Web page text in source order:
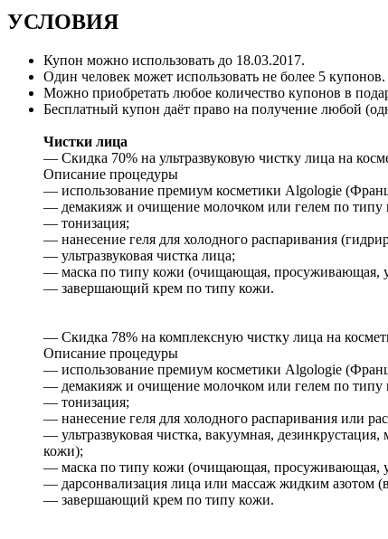
УСЛОВИЯ
Купон можно использовать до 18.03.2017.
Один человек может использовать не более 5 купонов.
Можно приобретать любое количество купонов в
Бесплатный купон даёт право на получение любой
Чистки лица
— Скидка 70% на ультразвуковую чистку лица на
Описание процедуры
— использование премиум косметики Algologie
— демакияж и очищение молочком или гелем по типу
— тонизация;
— нанесение геля для холодного распаривания
— ультразвуковая чистка лица;
— маска по типу кожи (очищающая, просуживающая,
— завершающий крем по типу кожи.
— Скидка 78% на комплексную чистку лица на
Описание процедуры
— использование премиум косметики Algologie
— демакияж и очищение молочком или гелем по типу
— тонизация;
— нанесение геля для холодного распаривания или
— ультразвуковая чистка, вакуумная,
кожи);
— маска по типу кожи (очищающая, просуживающая,
— дарсонвализация лица или массаж жидким азотом
— завершающий крем по типу кожи.